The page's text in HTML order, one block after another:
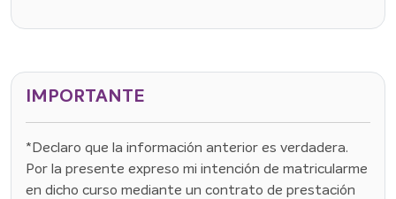
IMPORTANTE
*Declaro que la información anterior es verdadera.
Por la presente expreso mi intención de matricularme
en dicho curso mediante un contrato de prestación